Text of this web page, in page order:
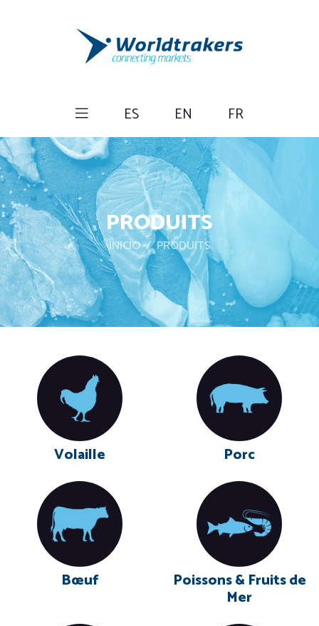
ES EN FR
PRODUITS
INICIO PRODUITS
Volaille Porc
Bœuf Poissons & Fruits de
Mer